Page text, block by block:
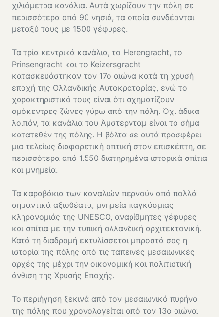
χιλιόμετρα κανάλια. Αυτά χωρίζουν την πόλη σε
περισσότερα από 90 νησιά, τα οποία συνδέονται
μεταξύ τους με 1500 γέφυρες.
Τα τρία κεντρικά κανάλια, το Herengracht, το
Prinsengracht και το Keizersgracht
κατασκευάστηκαν τον 17ο αιώνα κατά τη χρυσή
εποχή της Ολλανδικής Αυτοκρατορίας, ενώ το
χαρακτηριστικό τους είναι ότι σχηματίζουν
ομόκεντρες ζώνες γύρω από την πόλη. Όχι άδικα
λοιπόν, τα κανάλια του Άμστερνταμ είναι το σήμα
κατατεθέν της πόλης. Η βόλτα σε αυτά προσφέρει
μια τελείως διαφορετική οπτική στον επισκέπτη, σε
περισσότερα από 1.550 διατηρημένα ιστορικά σπίτια
και μνημεία.
Τα καραβάκια των καναλιών περνούν από πολλά
σημαντικά αξιοθέατα, μνημεία παγκόσμιας
κληρονομιάς της UNESCO, αναρίθμητες γέφυρες
και σπίτια με την τυπική ολλανδική αρχιτεκτονική.
Κατά τη διαδρομή εκτυλίσσεται μπροστά σας η
ιστορία της πόλης από τις ταπεινές μεσαιωνικές
αρχές της μέχρι την οικονομική και πολιτιστική
άνθιση της Χρυσής Εποχής.
Το περιήγηση ξεκινά από τον μεσαιωνικό πυρήνα
της πόλης που χρονολογείται από τον 13ο αιώνα.